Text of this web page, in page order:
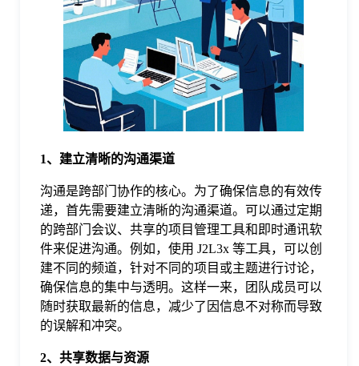
1、建立清晰的沟通渠道
沟通是跨部门协作的核心。为了确保信息的有效传
递，首先需要建立清晰的沟通渠道。可以通过定期
的跨部门会议、共享的项目管理工具和即时通讯软
件来促进沟通。例如，使用 J2L3x 等工具，可以创
建不同的频道，针对不同的项目或主题进行讨论，
确保信息的集中与透明。这样一来，团队成员可以
随时获取最新的信息，减少了因信息不对称而导致
的误解和冲突。
2、共享数据与资源